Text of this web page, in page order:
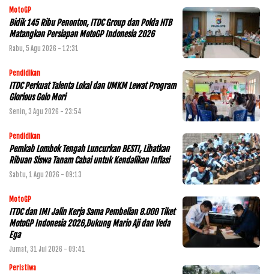
MotoGP
Bidik 145 Ribu Penonton, ITDC Group dan Polda NTB
Matangkan Persiapan MotoGP Indonesia 2026
Rabu, 5 Agu 2026 - 12:31
Pendidikan
ITDC Perkuat Talenta Lokal dan UMKM Lewat Program
Glorious Golo Mori
Senin, 3 Agu 2026 - 23:54
Pendidikan
Pemkab Lombok Tengah Luncurkan BESTI, Libatkan
Ribuan Siswa Tanam Cabai untuk Kendalikan Inflasi
Sabtu, 1 Agu 2026 - 09:13
MotoGP
ITDC dan IMI Jalin Kerja Sama Pembelian 8.000 Tiket
MotoGP Indonesia 2026,Dukung Mario Aji dan Veda
Ega
Jumat, 31 Jul 2026 - 09:41
Peristiwa